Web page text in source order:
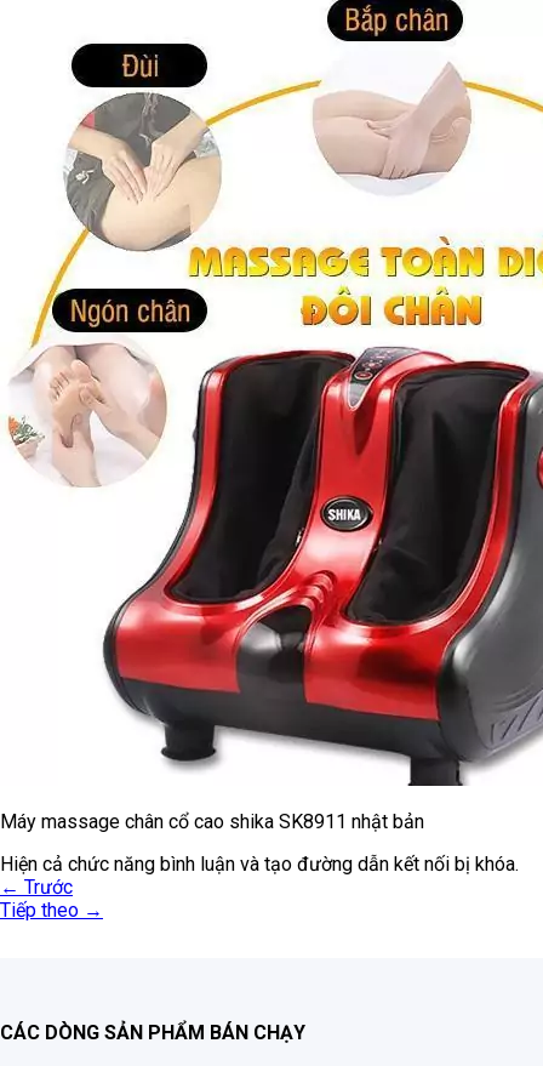
Máy massage chân cổ cao shika SK8911 nhật bản
Hiện cả chức năng bình luận và tạo đường dẫn kết nối bị khóa.
← Trước
Tiếp theo →
CÁC DÒNG SẢN PHẨM BÁN CHẠY